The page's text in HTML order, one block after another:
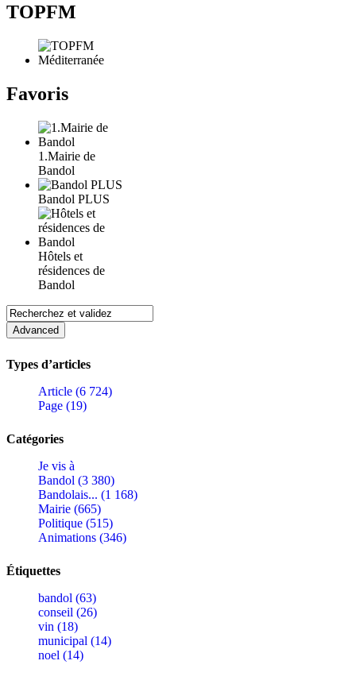
TOPFM
Favoris
1.Mairie de
Bandol
Bandol PLUS
Hôtels et
résidences de
Bandol
Types d’articles
Article (6 724)
Page (19)
Catégories
Je vis à
Bandol (3 380)
Bandolais... (1 168)
Mairie (665)
Politique (515)
Animations (346)
Étiquettes
bandol (63)
conseil (26)
vin (18)
municipal (14)
noel (14)